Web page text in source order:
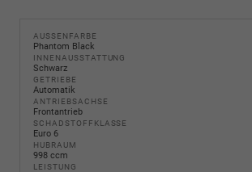
AUSSENFARBE
Phantom Black
INNENAUSSTATTUNG
Schwarz
GETRIEBE
Automatik
ANTRIEBSACHSE
Frontantrieb
SCHADSTOFFKLASSE
Euro 6
HUBRAUM
998 ccm
LEISTUNG